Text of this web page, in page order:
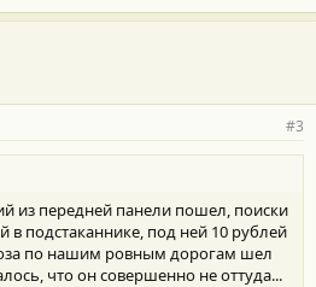
#3
из передней панели пошел, поиски
в подстаканнике, под ней 10 рублей
по нашим ровным дорогам шел
что он совершенно не оттуда...